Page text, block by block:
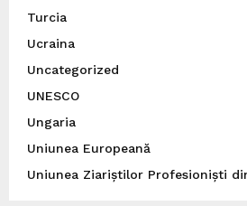
Turcia
Ucraina
Uncategorized
UNESCO
Ungaria
Uniunea Europeană
Uniunea Ziariștilor Profesioniști